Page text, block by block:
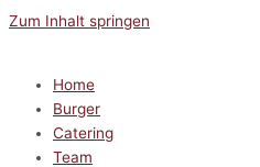
Zum Inhalt springen
Home
Burger
Catering
Team